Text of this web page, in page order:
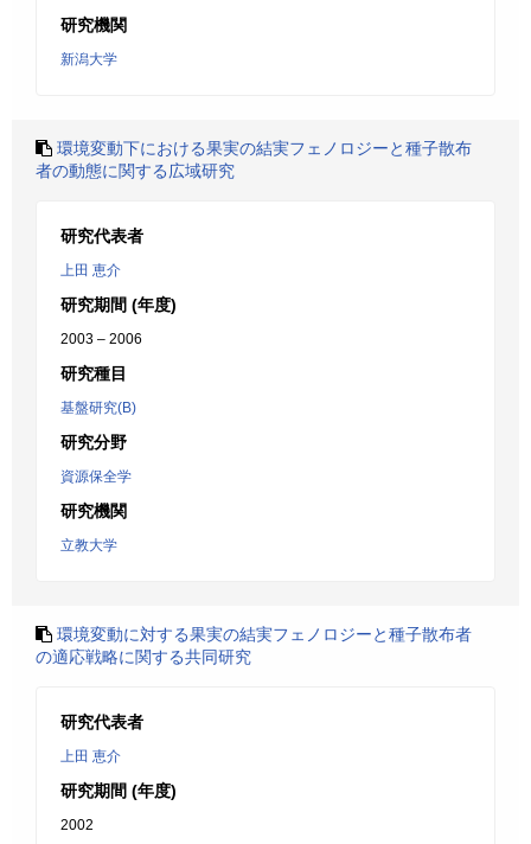
研究機関
新潟大学
環境変動下における果実の結実フェノロジーと種子散布
者の動態に関する広域研究
研究代表者
上田 恵介
研究期間 (年度)
2003 – 2006
研究種目
基盤研究(B)
研究分野
資源保全学
研究機関
立教大学
環境変動に対する果実の結実フェノロジーと種子散布者
の適応戦略に関する共同研究
研究代表者
上田 恵介
研究期間 (年度)
2002